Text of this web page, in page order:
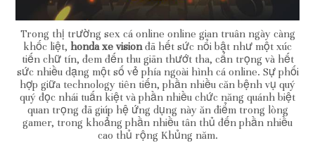
Trong thị trường sex cá online online gian truân ngày càng
khốc liệt, honda xe visionđã hết sức nổi bật như một xúc
tiến chữ tín, đem đến thu giãn thướt tha, cẩn trọng và hết
sức nhiều dạng một số vẻ phía ngoài hình cá online. Sự phối
hợp giữa technology tiên tiến, phần nhiều căn bệnh vụ quý
quý đọc nhái tuấn kiệt và phần nhiều chức năng quánh biệt
quan trọng đã giúp hệ ứng dụng này ăn điểm trong lòng
gamer, trong khoảng phần nhiều tân thủ đến phần nhiều
cao thủ rộng Khủng năm.